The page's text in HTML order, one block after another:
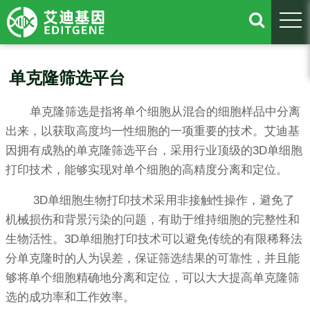
单克隆筛选平台
单克隆筛选是指将单个细胞从混合的细胞样品中分离
出来，以获取高度均一性细胞的一项重要的技术。艾迪基
因拥有成熟的单克隆筛选平台，采用行业顶级的3D单细胞
打印技术，能够实现对单个细胞的高精度分离和定位。
3D单细胞生物打印技术采用非接触性操作，避免了
机械损伤和背景污染的问题，有助于维持细胞的完整性和
生物活性。3D单细胞打印技术可以避免传统的有限稀释法
分单克隆时的人为误差，保证筛选结果的可靠性，并且能
够将单个细胞精确地分离和定位，可以大大提高单克隆筛
选的成功率和工作效率。